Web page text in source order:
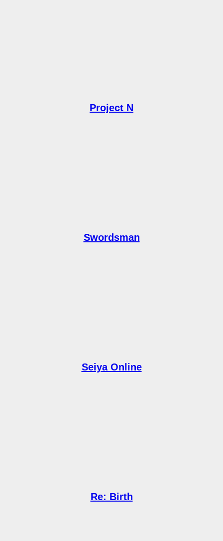
Project N
Swordsman
Seiya Online
Re: Birth